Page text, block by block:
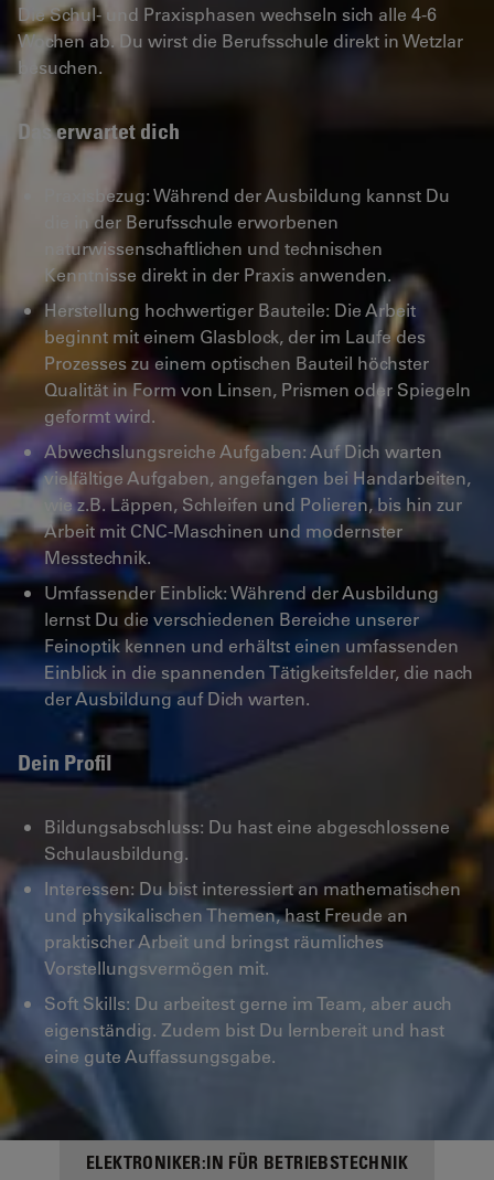
Die Schul- und Praxisphasen wechseln sich alle 4-6
Wochen ab. Du wirst die Berufsschule direkt in Wetzlar
besuchen.
Das erwartet dich
Praxisbezug: Während der Ausbildung kannst Du
die in der Berufsschule erworbenen
naturwissenschaftlichen und technischen
Kenntnisse direkt in der Praxis anwenden.
Herstellung hochwertiger Bauteile: Die Arbeit
beginnt mit einem Glasblock, der im Laufe des
Prozesses zu einem optischen Bauteil höchster
Qualität in Form von Linsen, Prismen oder Spiegeln
geformt wird.
Abwechslungsreiche Aufgaben: Auf Dich warten
vielfältige Aufgaben, angefangen bei Handarbeiten,
wie z.B. Läppen, Schleifen und Polieren, bis hin zur
Arbeit mit CNC-Maschinen und modernster
Messtechnik.
Umfassender Einblick: Während der Ausbildung
lernst Du die verschiedenen Bereiche unserer
Feinoptik kennen und erhältst einen umfassenden
Einblick in die spannenden Tätigkeitsfelder, die nach
der Ausbildung auf Dich warten.
Dein Profil
Bildungsabschluss: Du hast eine abgeschlossene
Schulausbildung.
Interessen: Du bist interessiert an mathematischen
und physikalischen Themen, hast Freude an
praktischer Arbeit und bringst räumliches
Vorstellungsvermögen mit.
Soft Skills: Du arbeitest gerne im Team, aber auch
eigenständig. Zudem bist Du lernbereit und hast
eine gute Auffassungsgabe.
ELEKTRONIKER:IN FÜR BETRIEBSTECHNIK